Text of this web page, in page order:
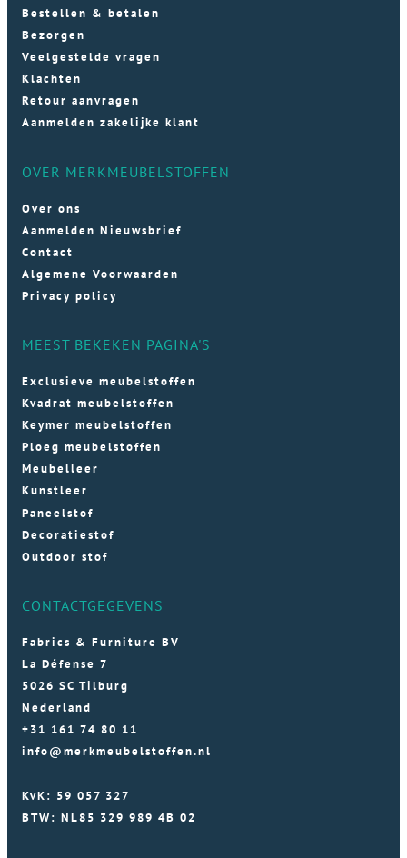
Bestellen & betalen
Bezorgen
Veelgestelde vragen
Klachten
Retour aanvragen
Aanmelden zakelijke klant
OVER MERKMEUBELSTOFFEN
Over ons
Aanmelden Nieuwsbrief
Contact
Algemene Voorwaarden
Privacy policy
MEEST BEKEKEN PAGINA'S
Exclusieve meubelstoffen
Kvadrat meubelstoffen
Keymer meubelstoffen
Ploeg meubelstoffen
Meubelleer
Kunstleer
Paneelstof
Decoratiestof
Outdoor stof
CONTACTGEGEVENS
Fabrics & Furniture BV
La Défense 7
5026 SC Tilburg
Nederland
+31 161 74 80 11
info@merkmeubelstoffen.nl
KvK: 59 057 327
BTW: NL85 329 989 4B 02